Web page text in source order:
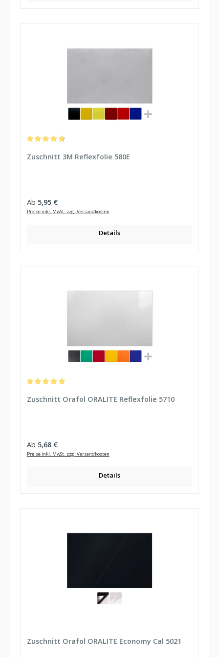
Zuschnitt 3M Reflexfolie 580E
Regulärer Preis:
Ab 5,95 €
Preise inkl. MwSt. zzgl Versandkosten
Details
Zuschnitt Orafol ORALITE Reflexfolie 5710
Regulärer Preis:
Ab 5,68 €
Preise inkl. MwSt. zzgl Versandkosten
Details
Zuschnitt Orafol ORALITE Economy Cal 5021